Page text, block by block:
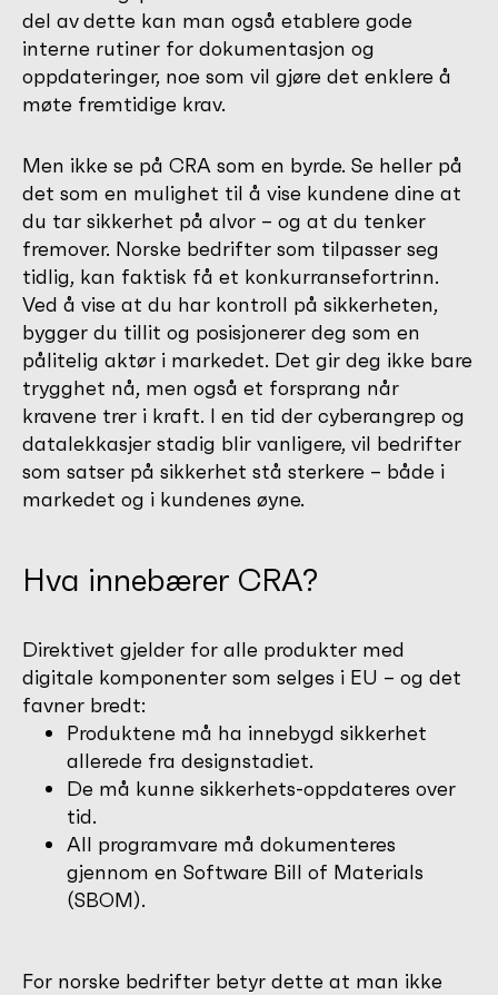
del av dette kan man også etablere gode
interne rutiner for dokumentasjon og
oppdateringer, noe som vil gjøre det enklere å
møte fremtidige krav.
Men ikke se på CRA som en byrde. Se heller på
det som en mulighet til å vise kundene dine at
du tar sikkerhet på alvor – og at du tenker
fremover. Norske bedrifter som tilpasser seg
tidlig, kan faktisk få et konkurransefortrinn.
Ved å vise at du har kontroll på sikkerheten,
bygger du tillit og posisjonerer deg som en
pålitelig aktør i markedet. Det gir deg ikke bare
trygghet nå, men også et forsprang når
kravene trer i kraft. I en tid der cyberangrep og
datalekkasjer stadig blir vanligere, vil bedrifter
som satser på sikkerhet stå sterkere – både i
markedet og i kundenes øyne.
Hva innebærer CRA?
Direktivet gjelder for alle produkter med
digitale komponenter som selges i EU – og det
favner bredt:
Produktene må ha innebygd sikkerhet
allerede fra designstadiet.
De må kunne sikkerhets-oppdateres over
tid.
All programvare må dokumenteres
gjennom en Software Bill of Materials
(SBOM).
For norske bedrifter betyr dette at man ikke